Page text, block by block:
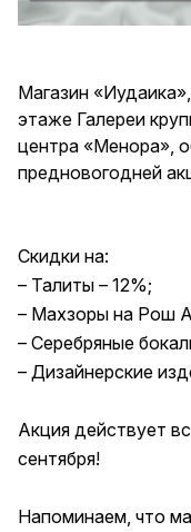
Магазин
этаже Галереи
центра «Менора»,
предновогодней
Скидки на:
– Талиты – 12%;
– Махзоры на Рош
– Серебряные
– Дизайнерские
Акция действует
сентября!
Напоминаем, что